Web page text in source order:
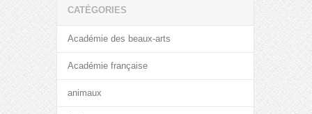
CATÉGORIES
Académie des beaux-arts
Académie française
animaux